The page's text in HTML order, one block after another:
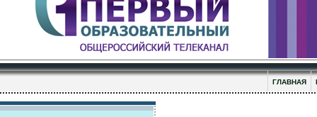
ГЛАВНАЯ